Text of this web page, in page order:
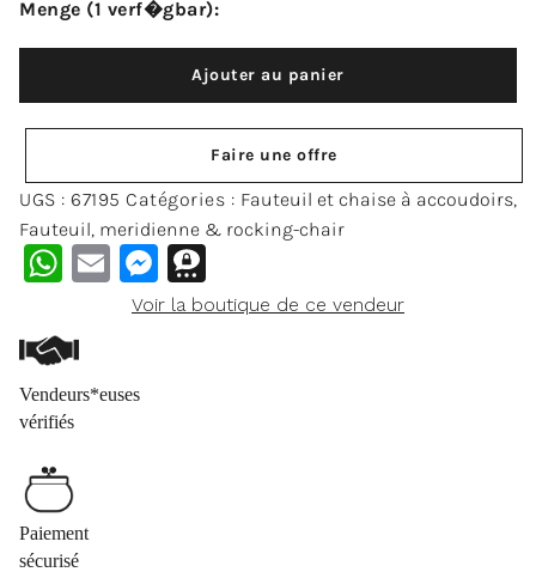
Menge (1 verf�gbar):
Faire une offre
Ajouter au panier
UGS : 67195 Catégories : Fauteuil et chaise à accoudoirs,
Fauteuil, meridienne & rocking-chair
WhatsApp
EmailMessenger
Voir la boutique de ce vendeur
Vendeurs*euses
vérifiés
Paiement
sécurisé